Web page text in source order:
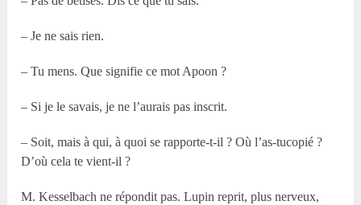
– Je ne sais rien.
– Tu mens. Que signifie ce mot Apoon ?
– Si je le savais, je ne l’aurais pas inscrit.
– Soit, mais à qui, à quoi se rapporte-t-il ? Où l’as-tucopié ?
D’où cela te vient-il ?
M. Kesselbach ne répondit pas. Lupin reprit, plus nerveux,